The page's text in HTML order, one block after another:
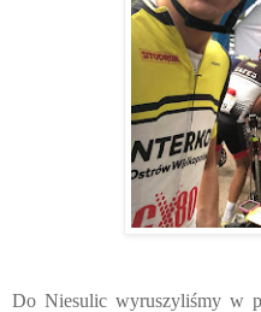
Do Niesulic wyruszyliśmy w